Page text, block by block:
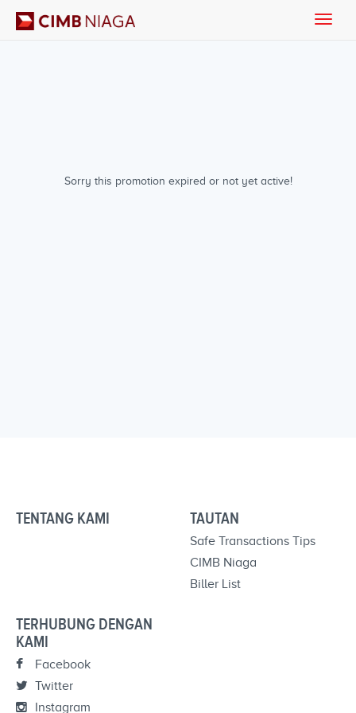
Sorry this promotion expired or not yet active!
Toggle
TENTANG KAMI TAUTAN
Safe Transactions Tips
CIMB Niaga
Biller List
TERHUBUNG DENGAN
KAMI
Facebook
Twitter
Instagram